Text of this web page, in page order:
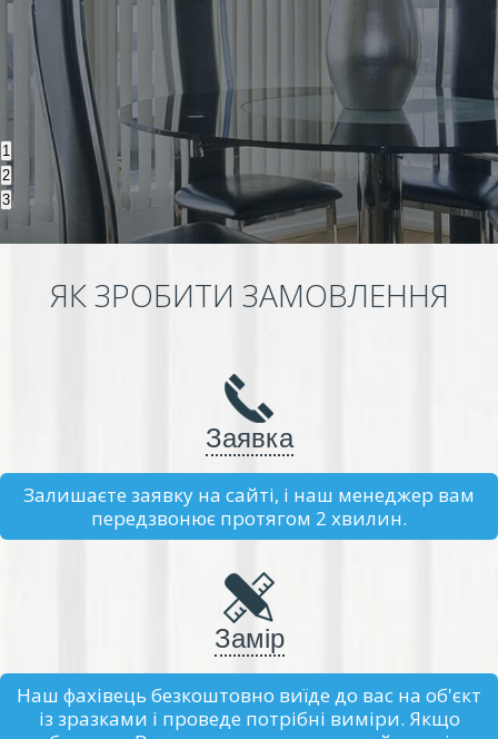
1
2
3
ЯК ЗРОБИТИ ЗАМОВЛЕННЯ
Заявка
Залишаєте заявку на сайті, і наш менеджер вам
передзвонює протягом 2 хвилин.
Замір
Наш фахівець безкоштовно виїде до вас на об'єкт
із зразками і проведе потрібні виміри. Якщо